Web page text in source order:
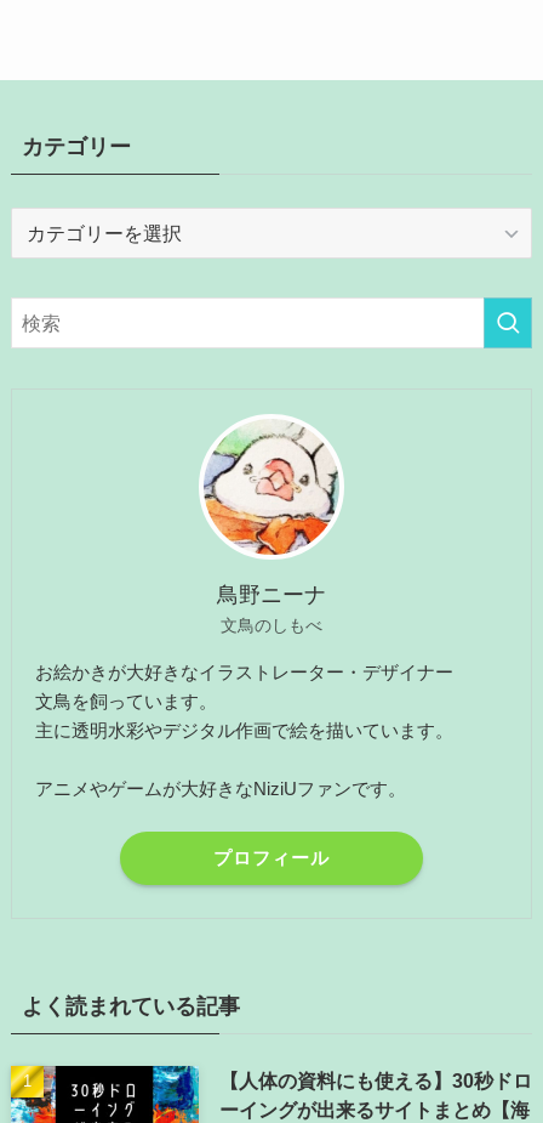
カテゴリー
リ
ー
鳥野ニーナ
文鳥のしもべ
お絵かきが大好きなイラストレーター・デザイナー
文鳥を飼っています。
主に透明水彩やデジタル作画で絵を描いています。
アニメやゲームが大好きなNiziUファンです。
プロフィール
よく読まれている記事
【人体の資料にも使える】30秒ドロ
ーイングが出来るサイトまとめ【海